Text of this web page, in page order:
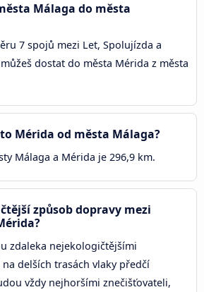
Málaga do města
7 spojů mezi Let, Spolujízda a
dostat do města Mérida z města
Mérida od města Málaga?
Málaga a Mérida je 296,9 km.
způsob dopravy mezi
zdaleka nejekologičtějšími
delších trasách vlaky předčí
vždy nejhoršími znečišťovateli,